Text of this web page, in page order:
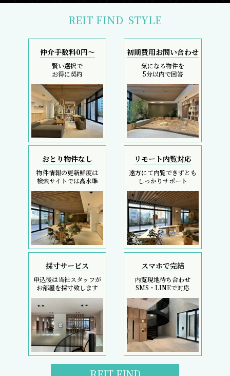
REIT FIND STYLE
仲介手数料0円～
賢い選択で
お得に契約
初期費用お問い合わせ
気になる物件を
5分以内で回答
おとり物件なし
物件情報の更新鮮度は
検索サイトでは高水準
リモート内覧対応
遠方にて内覧できずとも
しっかりサポート
採寸サービス
申込後は当社スタッフが
お部屋を採寸致します
スマホで完結
内覧現地待ち合わせ
SMS・LINEで対応